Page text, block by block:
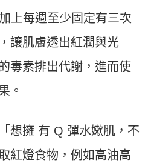
上每週至少固定有三次
讓肌膚透出紅潤與光
毒素排出代謝，進而使
。
想擁 有 Q 彈水嫰肌，不
紅燈食物，例如高油高